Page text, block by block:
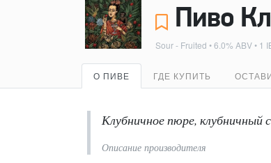
Пиво
Sour - Fruited • 6.0% ABV • 1
О ПИВЕ ГДЕ КУПИТЬ
Клубничное пюре, клубничный
Описание производителя